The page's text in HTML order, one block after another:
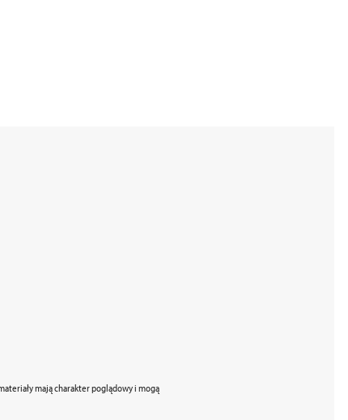
mają charakter poglądowy i mogą